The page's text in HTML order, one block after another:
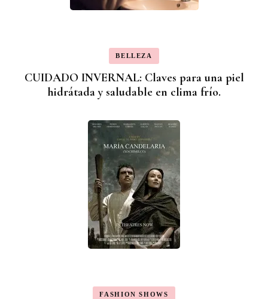
BELLEZA
CUIDADO INVERNAL: Claves para una piel
hidrátada y saludable en clima frío.
FASHION SHOWS